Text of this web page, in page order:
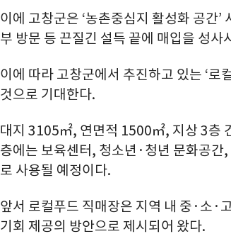
이에 고창군은 ‘농촌중심지 활성화 공간
부 방문 등 끈질긴 설득 끝에 매입을 성사
이에 따라 고창군에서 추진하고 있는 ‘로
것으로 기대한다.
대지 3105㎡, 연면적 1500㎡, 지상 3층
층에는 보육센터, 청소년·청년 문화공
로 사용될 예정이다.
앞서 로컬푸드 직매장은 지역 내 중·소·
기회 제공의 방안으로 제시되어 왔다.